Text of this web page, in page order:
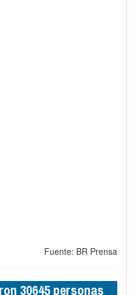
Fuente: BR Prensa
30645 personas